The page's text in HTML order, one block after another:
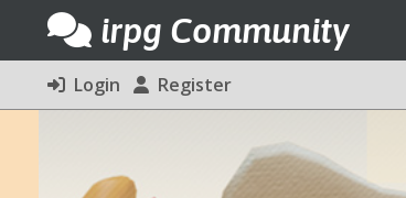
irpg Community
Login Register